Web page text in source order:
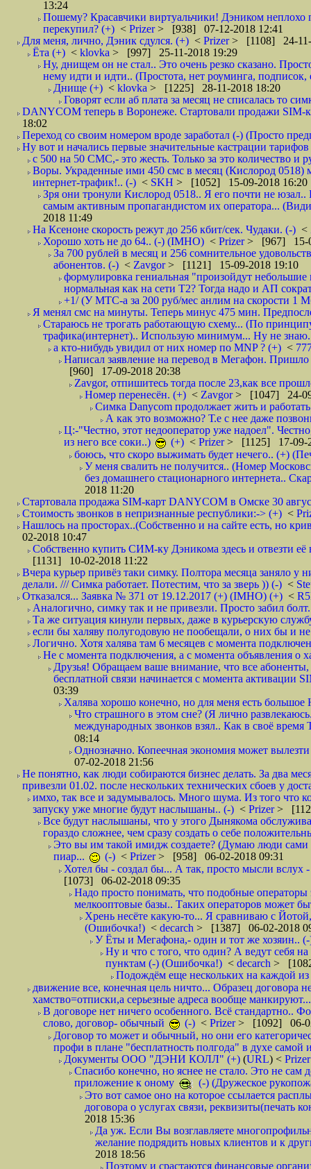
13:24
Пошему? Красавчики виртуальчики! Дэником
перекупил? (+) < Prizer> [938] 07-12-2018 12:41
Для меня, лично, Дэник сдулся. (+) < Prizer> [1108] 24-11-
Ёта (+) < klovka > [997] 25-11-2018 19:29
Ну, днищем он не стал.. Это очень резко сказано.
нему идти и идти.. (Простота, нет роуминга,
Днище (+) < klovka > [1225] 28-11-2018 18:20
Говорят если аб плата за месяц не списалась то
DANYCOM теперь в Воронеже. Стартовали продажи SIM-
18:02
Переход со своим номером вроде заработал (-) (Просто
Ну вот и начались первые значительные кастрации
с 500 на 50 СМС,- это жесть. Только за это количество и
Воры. Украденные ими 450 смс в месяц (Кислород 0518)
интернет-трафик!.. (-) < SKH > [1052] 15-09-2018 16:20
Зря они тронули Кислород 0518.. Я его почти не
самым активным пропагандистом их оператора...
2018 11:49
На Ксеноне скорость режут до 256 кбит/сек. Чудаки. (-) <
Хорошо хоть не до 64.. (-) (IMHO) < Prizer> [967] 15-
За 700 рублей в месяц и 256 сомнительное
абонентов. (-) < Zavgor> [1121] 15-09-2018 19:10
формулировка гениальная "произойдут небольшие
нормальная как на сети Т2? Тогда надо и АП
+1/ (У МТС-а за 200 руб/мес анлим на скорости 1
Я менял смс на минуты. Теперь минус 475 мин.
Стараюсь не трогать работающую схему... (По
трафика(интернет).. Использую минимум... Ну не
а кто-нибудь увидил от них номер по MNP ? (+) <
Написал заявление на перевод в Мегафон.
[960] 17-09-2018 20:38
Zavgor, отпишитесь тогда после 23,как все
Номер перенесён. (+) < Zavgor> [1047] 24-
Симка Danycom продолжает жить и
А как это возможно? Т.е с нее даже
Ц:-"Честно, этот недооператор уже надоел".
из него все соки..)
(+) < Prizer> [1125] 17-09-
боюсь, что скоро выжимать будет нечего.. (+)
У меня свалить не получится.. (Номер
без домашнего стационарного интернета..
2018 11:20
Стартовала продажа SIM-карт DANYCOM в Омске 30
Стоимость звонков в непризнанные республики:-> (+) <
Нашлось на просторах..(Собственно и на сайте есть, но
02-2018 10:47
Собственно купить СИМ-ку Дэникома здесь и отвезти
[1131] 10-02-2018 11:22
Вчера курьер привёз таки симку. Полтора месяца заняло
делали. /// Симка работает. Потестим, что за зверь )) (-) <
Отказался... Заявка № 371 от 19.12.2017 (+) (IMHO) (+) <
Аналогично, симку так и не привезли. Просто забил
Та же ситуация кинули первых, даже в курьерскую
если бы халяву полугодовую не пообещали, о них бы и
Логично. Хотя халява там 6 месяцев с момента
Не с момента подключения, а с момента объявления о
Друзья! Обращаем ваше внимание, что все
бесплатной связи начинается с момента
03:39
Халява хорошо конечно, но для меня есть
Что страшного в этом сне? (Я лично
международных звонков взял.. Как в своё
08:14
Однозначно. Копеечная экономия может
07-02-2018 21:56
Не понятно, как люди собираются бизнес делать. За два
привезли 01.02. после нескольких технических сбоев у
имхо, так все и задумывалось. Много шума. Из того что
запуску уже многие будут наслышаны.. (-) < Prizer>
Все будут наслышаны, что у этого Дынякома
гораздо сложнее, чем сразу создать о себе
Это вы им такой имидж создаете? (Думаю люди сами
пиар...
(-) < Prizer> [958] 06-02-2018 09:31
Хотел бы - создал бы... А так, просто мысли вслух
[1073] 06-02-2018 09:35
Надо просто понимать, что подобные
мелкооптовые базы.. Таких операторов может
Хрень несёте какую-то... Я сравниваю с
(Ошибочка!) < decarch > [1387] 06-02-2018
У Ёты и Мегафона,- один и тот же хозяин..
Ну и что с того, что один? А ведут себя
пунктам (-) (Ошибочка!) < decarch >
Подождём еще нескольких на каждой из
движение все, конечная цель ничто... Образец договора
хамство=отписки,а серьезные адреса вообще
В договоре нет ничего особенного. Всё стандартно..
слово, договор- обычный
(-) < Prizer> [1092] 06-
Договор то может и обычный, но они его
профи в плане "бесплатность полгода" в духе
Документы ООО "ДЭНИ КОЛЛ" (+) (URL) <
Спасибо конечно, но яснее не стало. Это не сам
приложение к оному
(-) (Дружеское
Это вот самое оно на которое ссылается
договора о услугах связи, реквизиты(печать
2018 15:36
Да уж. Если Вы возглавляете
желание подрядить новых клиентов и к
2018 18:56
Поэтому и срастаются финансовые